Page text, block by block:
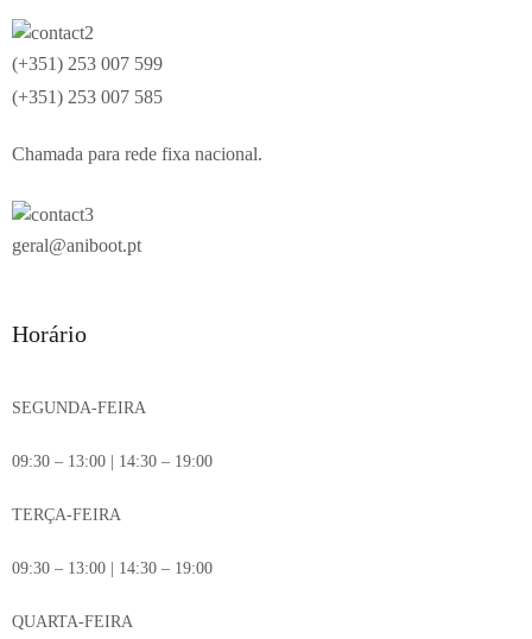
(+351) 253 007 599
(+351) 253 007 585
Chamada para rede fixa nacional.
geral@aniboot.pt
Horário
SEGUNDA-FEIRA
09:30 – 13:00 | 14:30 – 19:00
TERÇA-FEIRA
09:30 – 13:00 | 14:30 – 19:00
QUARTA-FEIRA